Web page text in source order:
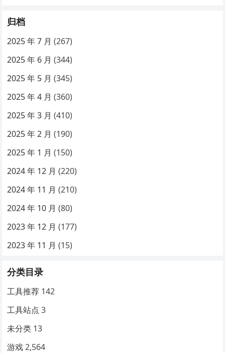
归档
2025 年 7 月 (267)
2025 年 6 月 (344)
2025 年 5 月 (345)
2025 年 4 月 (360)
2025 年 3 月 (410)
2025 年 2 月 (190)
2025 年 1 月 (150)
2024 年 12 月 (220)
2024 年 11 月 (210)
2024 年 10 月 (80)
2023 年 12 月 (177)
2023 年 11 月 (15)
分类目录
工具推荐 142
工具站点 3
未分类 13
游戏 2,564